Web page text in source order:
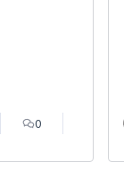
0